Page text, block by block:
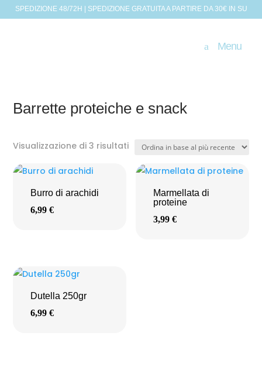
SPEDIZIONE 48/72H | SPEDIZIONE GRATUITA A PARTIRE DA 30€ IN SU
Menu
e snack
Barrette proteiche e snack
Visualizzazione di 3 risultatiOrdina
base
Burro di arachidi
6,99€
Marmellata di
proteine
3,99€
Dutella 250gr
6,99€